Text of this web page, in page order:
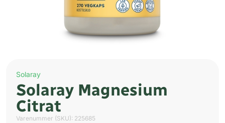
Solaray
Solaray Magnesium
Citrat
Varenummer (SKU): 225685